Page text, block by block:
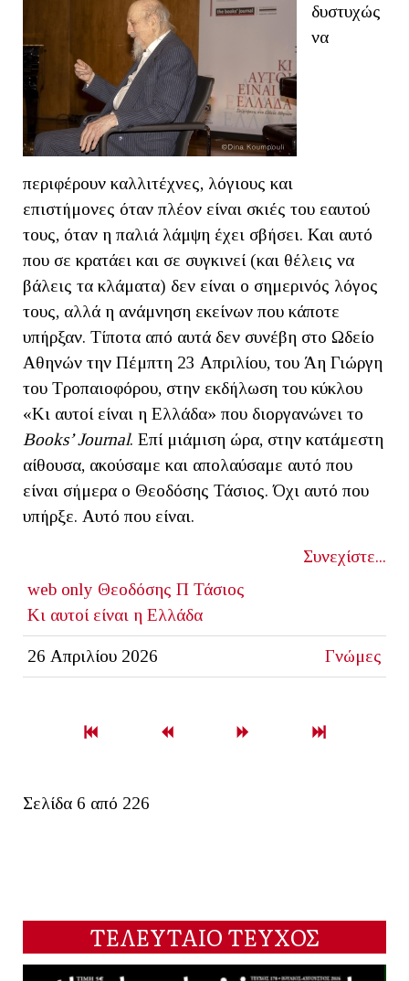
δυστυχώς
να
περιφέρουν καλλιτέχνες, λόγιους και
επιστήμονες όταν πλέον είναι σκιές του εαυτού
τους, όταν η παλιά λάμψη έχει σβήσει. Και αυτό
που σε κρατάει και σε συγκινεί (και θέλεις να
βάλεις τα κλάματα) δεν είναι ο σημερινός λόγος
τους, αλλά η ανάμνηση εκείνων που κάποτε
υπήρξαν. Τίποτα από αυτά δεν συνέβη στο Ωδείο
Αθηνών την Πέμπτη 23 Απριλίου, του Άη Γιώργη
του Τροπαιοφόρου, στην εκδήλωση του κύκλου
«Κι αυτοί είναι η Ελλάδα» που διοργανώνει το
Βοοks’ Journal. Επί μιάμιση ώρα, στην κατάμεστη
αίθουσα, ακούσαμε και απολαύσαμε αυτό που
είναι σήμερα ο Θεοδόσης Τάσιος. Όχι αυτό που
υπήρξε. Αυτό που είναι.
Συνεχίστε...
web only Θεοδόσης Π Τάσιος
Κι αυτοί είναι η Ελλάδα
26 Απριλίου 2026 Γνώμες
Σελίδα 6 από 226
ΤΕΛΕΥΤΑΙΟ ΤΕΥΧΟΣ